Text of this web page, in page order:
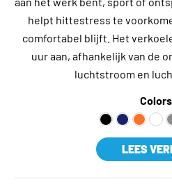
helpt hittestress te
comfortabel blijft. Het
uur aan, afhankelijk van de
luchtstroom en
Colors
LEES